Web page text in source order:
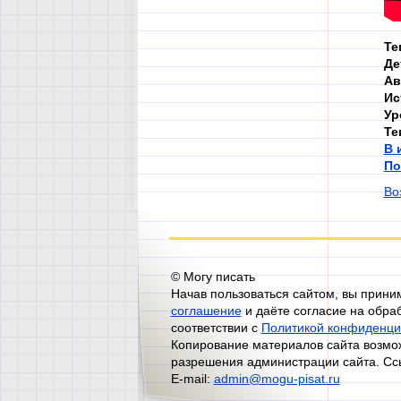
В
© Могу писать
Начав пользоваться сайтом, вы
соглашениеи даёте согласие на
соответствии сПолитикой
Копирование материалов сайта
разрешения администрации сайта.
E-mail: admin@mogu-pisat.ru